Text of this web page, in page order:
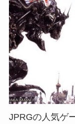
JPRGの人気ゲ